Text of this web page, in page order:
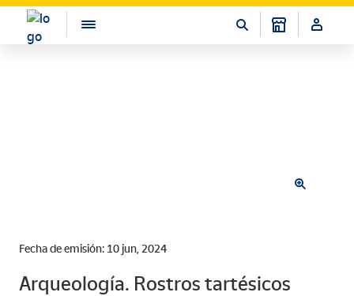
Fecha de emisión: 10 jun, 2024
Arqueología. Rostros tartésicos